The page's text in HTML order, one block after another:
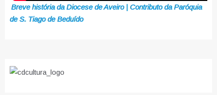
Breve história da Diocese de Aveiro | Contributo da Paróquia
de S. Tiago de Beduído